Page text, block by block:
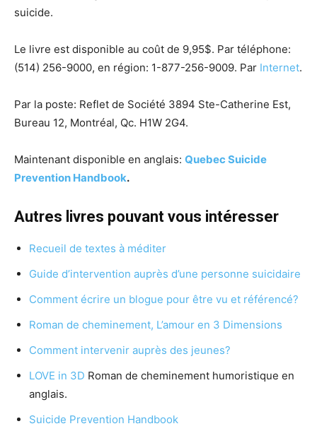
suicide.
Le livre est disponible au coût de 9,95$. Par téléphone:
(514) 256-9000, en région: 1-877-256-9009. Par Internet.
Par la poste: Reflet de Société 3894 Ste-Catherine Est,
Bureau 12, Montréal, Qc. H1W 2G4.
Maintenant disponible en anglais: Quebec Suicide
Prevention Handbook.
Autres livres pouvant vous intéresser
Recueil de textes à méditer
Guide d’intervention auprès d’une personne suicidaire
Comment écrire un blogue pour être vu et référencé?
Roman de cheminement, L’amour en 3 Dimensions
Comment intervenir auprès des jeunes?
LOVE in 3D Roman de cheminement humoristique en
anglais.
Suicide Prevention Handbook